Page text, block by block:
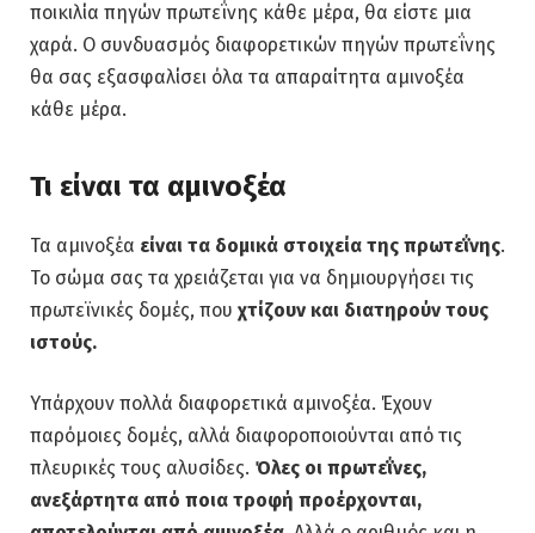
ποικιλία πηγών πρωτεΐνης κάθε μέρα, θα είστε μια
χαρά. Ο συνδυασμός διαφορετικών πηγών πρωτεΐνης
θα σας εξασφαλίσει όλα τα απαραίτητα αμινοξέα
κάθε μέρα.
Τι είναι τα αμινοξέα
Τα αμινοξέα είναι τα δομικά στοιχεία της πρωτεΐνης.
Το σώμα σας τα χρειάζεται για να δημιουργήσει τις
πρωτεϊνικές δομές, που χτίζουν και διατηρούν τους
ιστούς.
Υπάρχουν πολλά διαφορετικά αμινοξέα. Έχουν
παρόμοιες δομές, αλλά διαφοροποιούνται από τις
πλευρικές τους αλυσίδες. Όλες οι πρωτεΐνες,
ανεξάρτητα από ποια τροφή προέρχονται,